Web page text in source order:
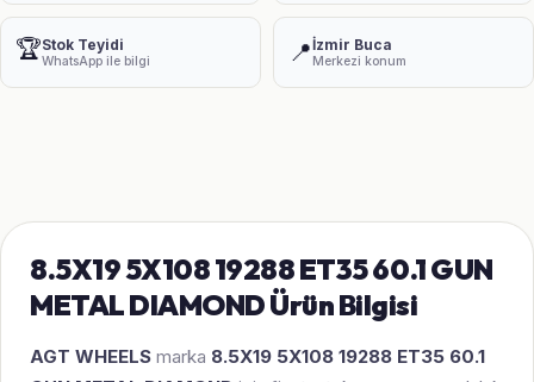
🏆Stok Teyidi
WhatsApp ile bilgi 📍İzmir Buca
Merkezi konum
8.5X19 5X108 19288 ET35 60.1 GUN
METAL DIAMOND Ürün Bilgisi
AGT WHEELS marka 8.5X19 5X108 19288 ET35 60.1